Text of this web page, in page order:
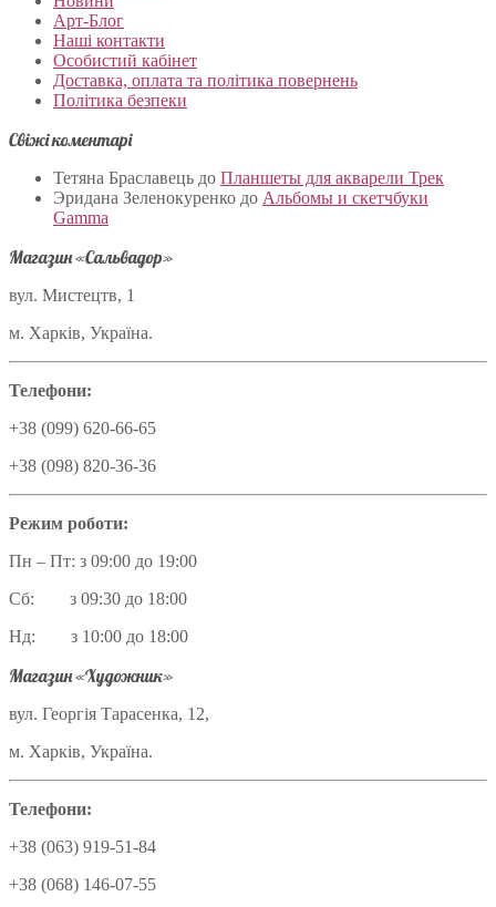
Арт-Блог
Наші контакти
Особистий кабінет
Доставка, оплата та політика повернень
Політика безпеки
Свіжі коментарі
Тетяна Браславець до Планшеты для акварели Трек
Эридана Зеленокуренко до Альбомы и скетчбуки
Gamma
Магазин «Сальвадор»
вул. Мистецтв, 1
м. Харків, Україна.
Телефони:
+38 (099) 620-66-65
+38 (098) 820-36-36
Режим роботи:
Пн – Пт: з 09:00 до 19:00
Сб: з 09:30 до 18:00
Нд: з 10:00 до 18:00
Магазин «Художник»
вул. Георгія Тарасенка, 12,
м. Харків, Україна.
Телефони:
+38 (063) 919-51-84
+38 (068) 146-07-55